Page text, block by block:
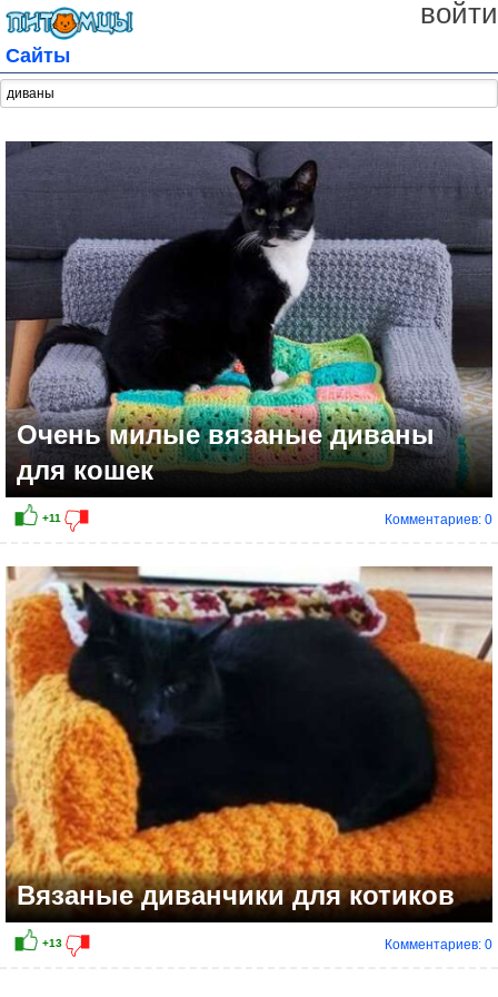
войти
Сайты
Очень милые вязаные диваны
для кошек
Комментариев: 0
Вязаные диванчики для котиков
Комментариев: 0